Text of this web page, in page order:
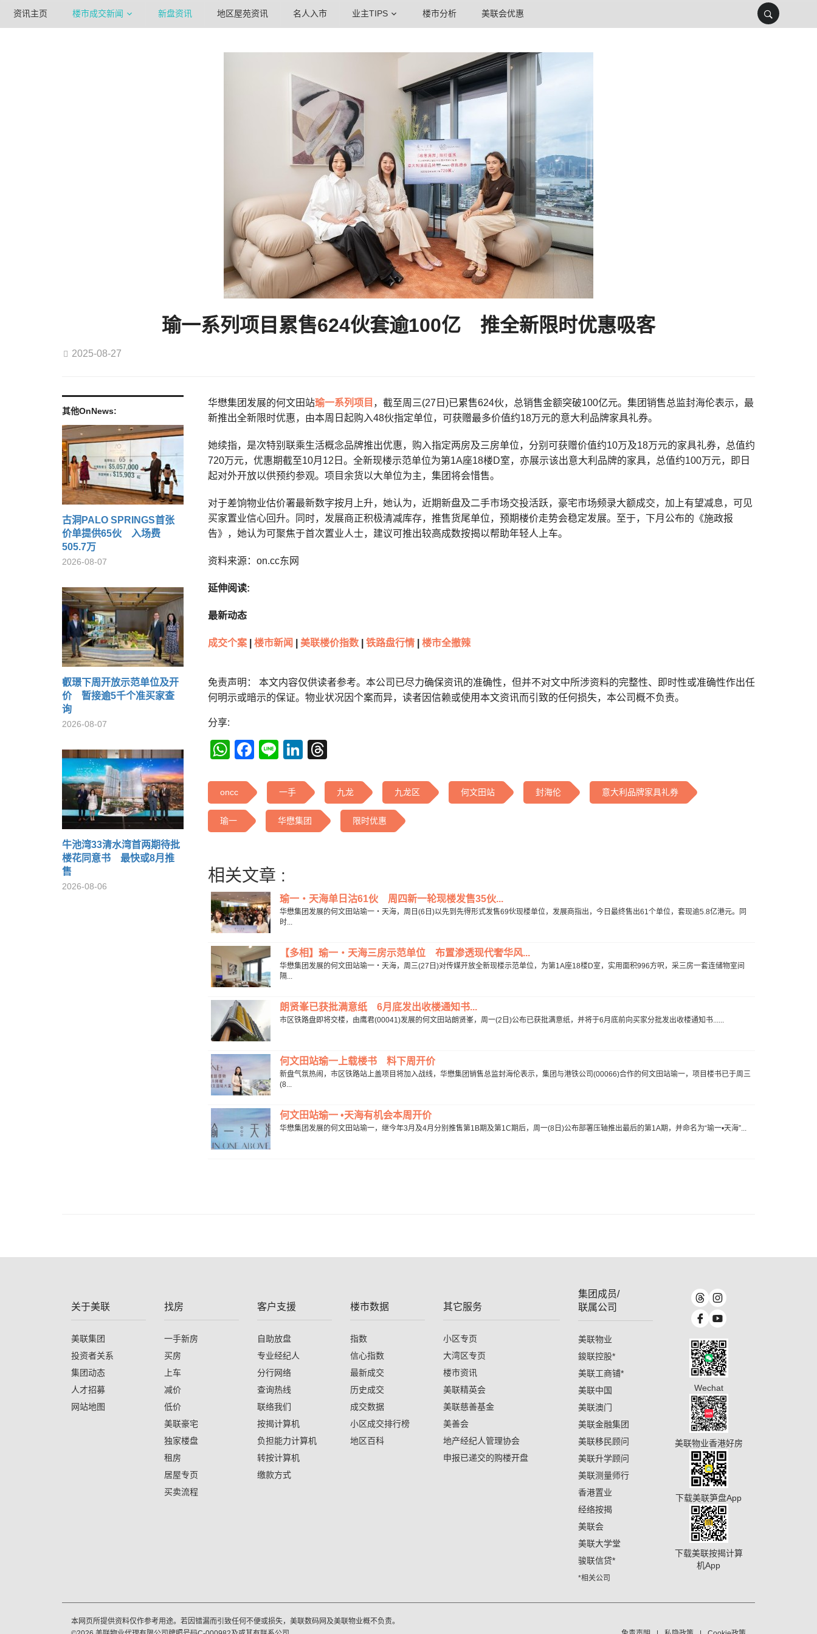
资讯主页 楼市成交新闻 新盘资讯 地区屋苑资讯 名人入市 业主TIPS 楼市分析 美联会优惠
瑜一系列项目累售624伙套逾100亿 推全新限时优惠吸客
2025-08-27
其他OnNews:
古洞PALO SPRINGS首张
价单提供65伙 入场费
505.7万
2026-08-07
叡璟下周开放示范单位及开
价 暂接逾5千个准买家查
询
2026-08-07
牛池湾33清水湾首两期待批
楼花同意书 最快或8月推
售
2026-08-06
华懋集团发展的何文田站瑜一系列项目 ，截至周三(27日)已累售624伙，总销售金额突破100亿元。集团销售总监封海伦表示，最
新推出全新限时优惠，由本周日起购入48伙指定单位，可获赠最多价值约18万元的意大利品牌家具礼券。
她续指，是次特别联乘生活概念品牌推出优惠，购入指定两房及三房单位，分别可获赠价值约10万及18万元的家具礼券，总值约
720万元，优惠期截至10月12日。全新现楼示范单位为第1A座18楼D室，亦展示该出意大利品牌的家具，总值约100万元，即日
起对外开放以供预约参观。项目余货以大单位为主，集团将会惜售。
对于差饷物业估价署最新数字按月上升，她认为，近期新盘及二手市场交投活跃，豪宅市场频录大额成交，加上有望减息，可见
买家置业信心回升。同时，发展商正积极清减库存，推售货尾单位，预期楼价走势会稳定发展。至于，下月公布的《施政报
告》，她认为可聚焦于首次置业人士，建议可推出较高成数按揭以帮助年轻人上车。
资料来源：on.cc东网
延伸阅读:
最新动态
成交个案 楼市新闻 美联楼价指数 铁路盘行情 楼市全撤辣
免责声明： 本文内容仅供读者参考。本公司已尽力确保资讯的准确性，但并不对文中所涉资料的完整性、即时性或准确性作出任
何明示或暗示的保证。物业状况因个案而异，读者因信赖或使用本文资讯而引致的任何损失，本公司概不负责。
分享:
WhatsApp
Facebook
LineLinkedIn
oncc 一手 九龙 九龙区 何文田站 封海伦 意大利品牌家具礼券
瑜一 华懋集团 限时优惠
相关文章 :
瑜一‧天海单日沽61伙 周四新一轮现楼发售35伙...
华懋集团发展的何文田站瑜一‧天海，周日(6日)以先到先得形式发售69伙现楼单位，发展商指出，今日最终售出61个单位，套现逾5.8亿港元。同
时...
【多相】瑜一‧天海三房示范单位 布置渗透现代奢华风...
华懋集团发展的何文田站瑜一‧天海，周三(27日)对传媒开放全新现楼示范单位，为第1A座18楼D室，实用面积996方呎，采三房一套连储物室间
隔...
朗贤峯已获批满意纸 6月底发出收楼通知书...
市区铁路盘即将交楼，由鹰君(00041)发展的何文田站朗贤峯，周一(2日)公布已获批满意纸，并将于6月底前向买家分批发出收楼通知书......
何文田站瑜一上载楼书 料下周开价
新盘气氛热闹，市区铁路站上盖项目将加入战线，华懋集团销售总监封海伦表示，集团与港铁公司(00066)合作的何文田站瑜一，项目楼书已于周三
(8...
何文田站瑜一 •天海有机会本周开价
华懋集团发展的何文田站瑜一，继今年3月及4月分别推售第1B期及第1C期后，周一(8日)公布部署压轴推出最后的第1A期，并命名为“瑜一•天海”...
关于美联
美联集团
投资者关系
集团动态
人才招募
网站地图
找房
一手新房
买房
上车
减价
低价
美联豪宅
独家楼盘
租房
居屋专页
买卖流程
客户支援
自助放盘
专业经纪人
分行网络
查询热线
联络我们
按揭计算机
负担能力计算机
转按计算机
缴款方式
楼市数据
指数
信心指数
最新成交
历史成交
成交数据
小区成交排行榜
地区百科
其它服务
小区专页
大湾区专页
楼市资讯
美联精英会
美联慈善基金
美善会
地产经纪人管理协会
申报已递交的购楼开盘
集团成员/
联属公司
美联物业
鋑联控股*
美联工商铺*
美联中国
美联澳门
美联金融集团
美联移民顾问
美联升学顾问
美联测量师行
香港置业
经络按揭
美联会
美联大学堂
骏联信贷*
*相关公司
Wechat
美联物业香港好房
下载美联笋盘App
下载美联按揭计算
机App
本网页所提供资料仅作参考用途。若因错漏而引致任何不便或损失，美联数码网及美联物业概不负责。